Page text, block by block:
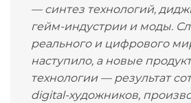
— синтез технологий,
гейм-индустрии и моды.
реального и цифрового
наступило, а новые
технологии — результат
digital-художников,